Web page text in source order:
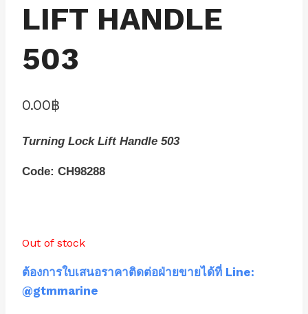
LIFT HANDLE
503
0.00฿
Turning Lock Lift Handle 503
Code: CH98288
Out of stock
ต้องการใบเสนอราคาติดต่อฝ่ายขายได้ที่ Line:
@gtmmarine